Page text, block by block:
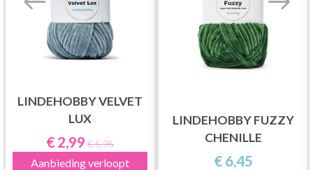
LINDEHOBBY VELVET
LUX
€ 2,99 € 5,95
Aanbieding verloopt
LINDEHOBBY FUZZY
CHENILLE
€ 6,45